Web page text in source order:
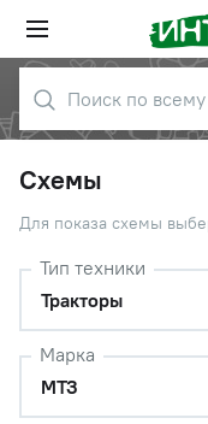
Схемы
Для показа схемы
Тип техники
Тракторы
Марка
МТЗ